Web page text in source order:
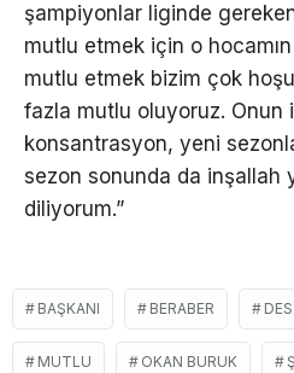
şampiyonlar liginde
mutlu etmek için o
mutlu etmek bizim çok
fazla mutlu oluyoruz. Onun
konsantrasyon, yeni
sezon sonunda da inşallah
diliyorum.”
BAŞKANI BERABER
MUTLU OKAN BURUK